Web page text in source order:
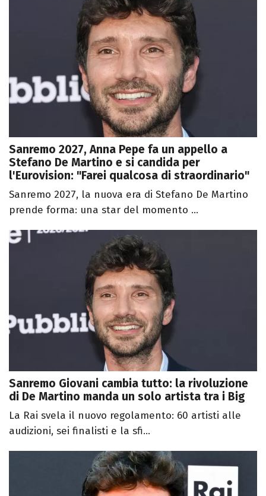
Sanremo 2027, Anna Pepe fa un appello a
Stefano De Martino e si candida per
l'Eurovision: "Farei qualcosa di straordinario"
Sanremo 2027, la nuova era di Stefano De Martino
prende forma: una star del momento ...
Sanremo Giovani cambia tutto: la rivoluzione
di De Martino manda un solo artista tra i Big
La Rai svela il nuovo regolamento: 60 artisti alle
audizioni, sei finalisti e la sfi...